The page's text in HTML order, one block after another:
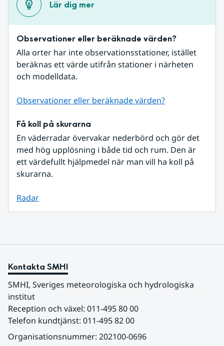
Lär dig mer
Observationer eller beräknade värden?
Alla orter har inte observationsstationer, istället
beräknas ett värde utifrån stationer i närheten
och modelldata.
Observationer eller beräknade värden?
Få koll på skurarna
En väderradar övervakar nederbörd och gör det
med hög upplösning i både tid och rum. Den är
ett värdefullt hjälpmedel när man vill ha koll på
skurarna.
Radar
Kontakta SMHI
SMHI, Sveriges meteorologiska och hydrologiska
institut
Reception och växel: 011-495 80 00
Telefon kundtjänst: 011-495 82 00
Organisationsnummer: 202100-0696